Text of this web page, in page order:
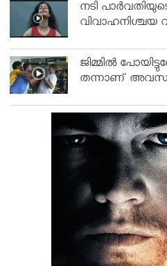
നടി
വിവാഹനിശ്ചയ
ജിമ്മിൽ
തന്നാണ്